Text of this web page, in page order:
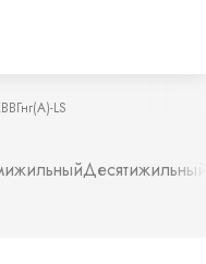
LS
Десятижильный